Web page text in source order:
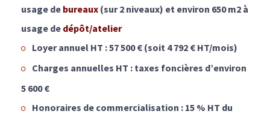
usage de bureaux (sur 2 niveaux) et environ 650 m2 à
usage de dépôt/atelier
Loyer annuel HT : 57 500 € (soit 4 792 € HT/mois)
Charges annuelles HT : taxes foncières d’environ
5 600 €
Honoraires de commercialisation : 15 % HT du